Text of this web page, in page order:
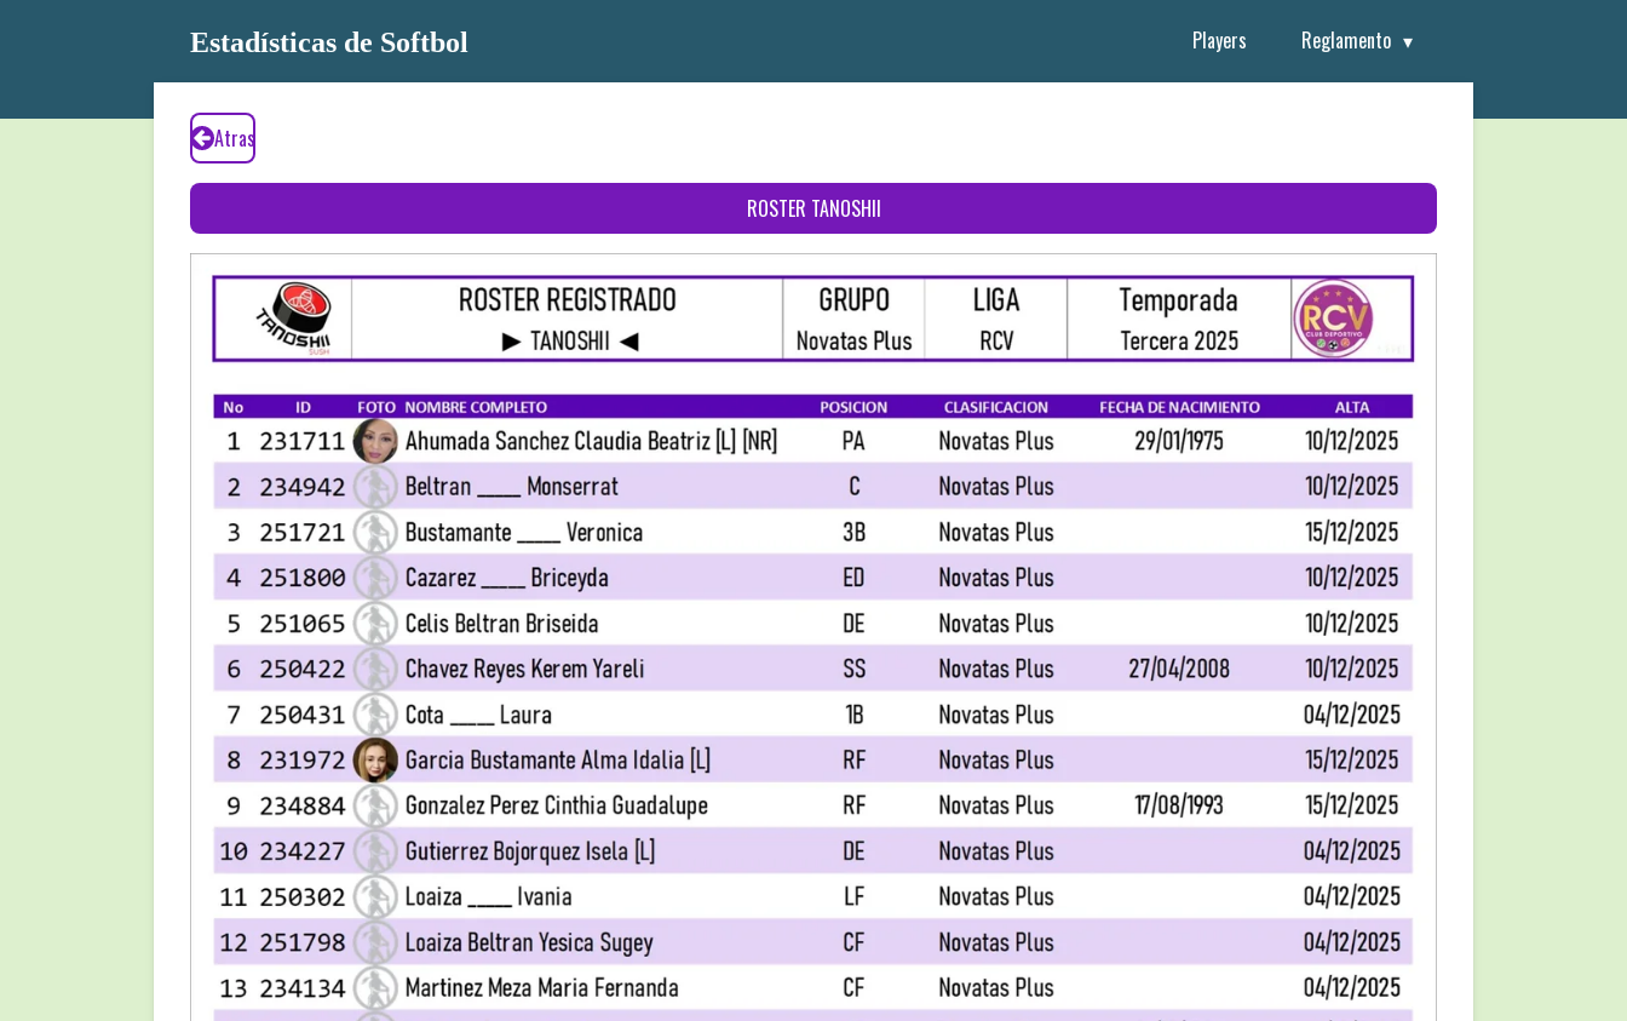
principal
Estadísticas de Softbol Players Reglamento
Atras
ROSTER TANOSHII